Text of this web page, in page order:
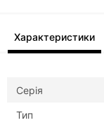
Характеристики
Серія
Тип